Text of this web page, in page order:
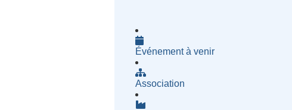
Événement à venir
Association